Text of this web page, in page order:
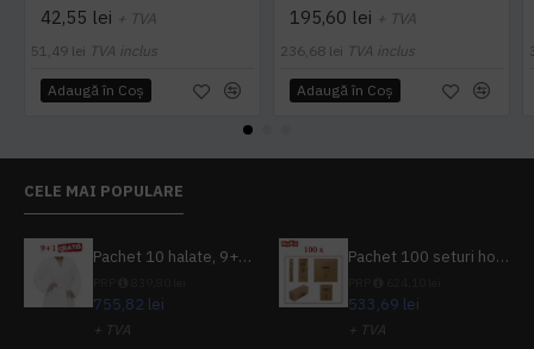
42,55 lei + TVA
51,49 lei TVA inclus
Adaugă în Coş
195,60 lei + TVA
236,68 lei TVA inclus
Adaugă în Coş
CELE MAI POPULARE
Pachet 10 halate, 9+1 gratuit
755,82 lei
+ TVA
Pachet 100 seturi hoteliere, set dentar, set barbierit, casca de dus, pila unghii, set cusut
533,69 lei
+ TVA